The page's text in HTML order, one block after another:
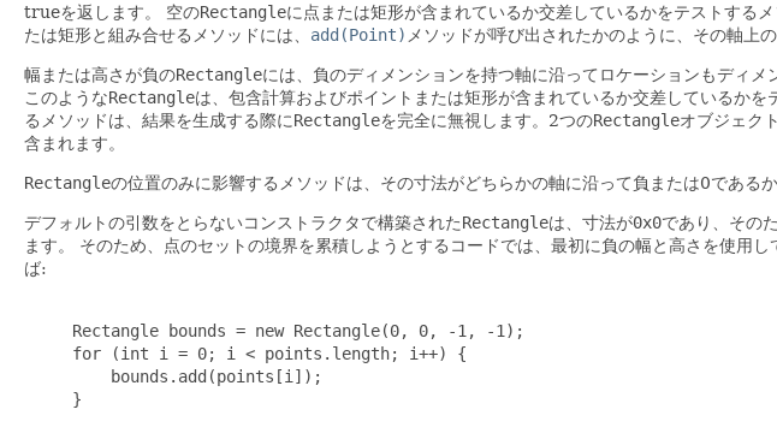
trueを返します。
空のRectangleに点または矩形が含まれているか交差しているかをテストする
たは矩形と組み合せるメソッドには、 add(Point) メソッドが呼び出されたかのように、その軸上の
幅または高さが負のRectangleには、負のディメンションを持つ軸に沿ってロケーションもディメ
このようなRectangleは、包含計算およびポイントまたは矩形が含まれているか交差しているか
るメソッドは、結果を生成する際にRectangleを完全に無視します。2つのRectangleオブジェク
含まれます。
Rectangleの位置のみに影響するメソッドは、その寸法がどちらかの軸に沿って負または0である
デフォルトの引数をとらないコンストラクタで構築されたRectangleは、寸法が0x0であり、その
ます。
そのため、点のセットの境界を累積しようとするコードでは、最初に負の幅と高さを使用し
ば:
     Rectangle bounds = new Rectangle(0, 0, -1, -1);
     for (int i = 0; i < points.length; i++) {
         bounds.add(points[i]);
     }